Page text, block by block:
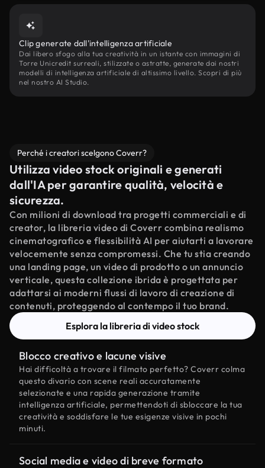
Clip generate dall'intelligenza artificiale
Dai libero sfogo alla tua creatività in un istante con immagini di
Torre Unicredit surreali, stilizzate o astratte, generate dai nostri
modelli di intelligenza artificiale di altissimo livello. Scopri di più
nel nostro AI Studio.
Perché i creatori scelgono Coverr?
Utilizza video stock originali e generati
dall'IA per garantire qualità, velocità e
sicurezza.
Con milioni di download tra progetti commerciali e di
creator, la libreria video di Coverr combina realismo
cinematografico e flessibilità AI per aiutarti a lavorare
velocemente senza compromessi. Che tu stia creando
una landing page, un video di prodotto o un annuncio
verticale, questa collezione ibrida è progettata per
adattarsi ai moderni flussi di lavoro di creazione di
contenuti, proteggendo al contempo il tuo brand.
Esplora la libreria di video stock
Blocco creativo e lacune visive
Hai difficoltà a trovare il filmato perfetto? Coverr colma
questo divario con scene reali accuratamente
selezionate e una rapida generazione tramite
intelligenza artificiale, permettendoti di sbloccare la tua
creatività e soddisfare le tue esigenze visive in pochi
minuti.
Social media e video di breve formato